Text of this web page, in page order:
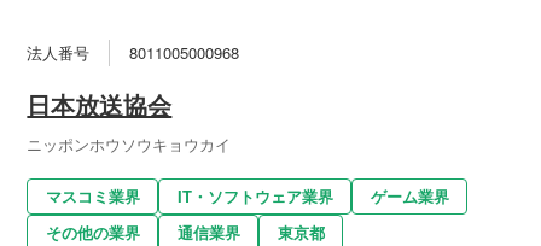
法人番号 8011005000968
日本放送協会
ニッポンホウソウキョウカイ
マスコミ業界 IT・ソフトウェア業界
ゲーム業界
その他の業界
通信業界 東京都